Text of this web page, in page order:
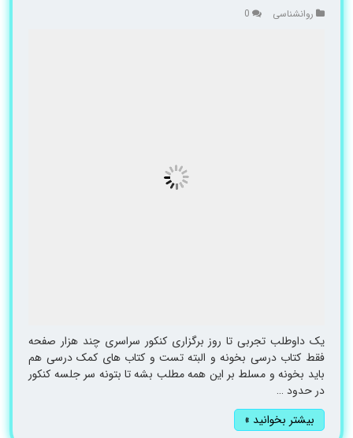
روانشناسی 0
یک داوطلب تجربی تا روز برگزاری کنکور سراسری چند هزار صفحه
فقط کتاب درسی بخونه و البته تست و کتاب های کمک درسی هم
باید بخونه و مسلط بر این همه مطلب بشه تا بتونه سر جلسه کنکور
در حدود …
بیشتر بخوانید »